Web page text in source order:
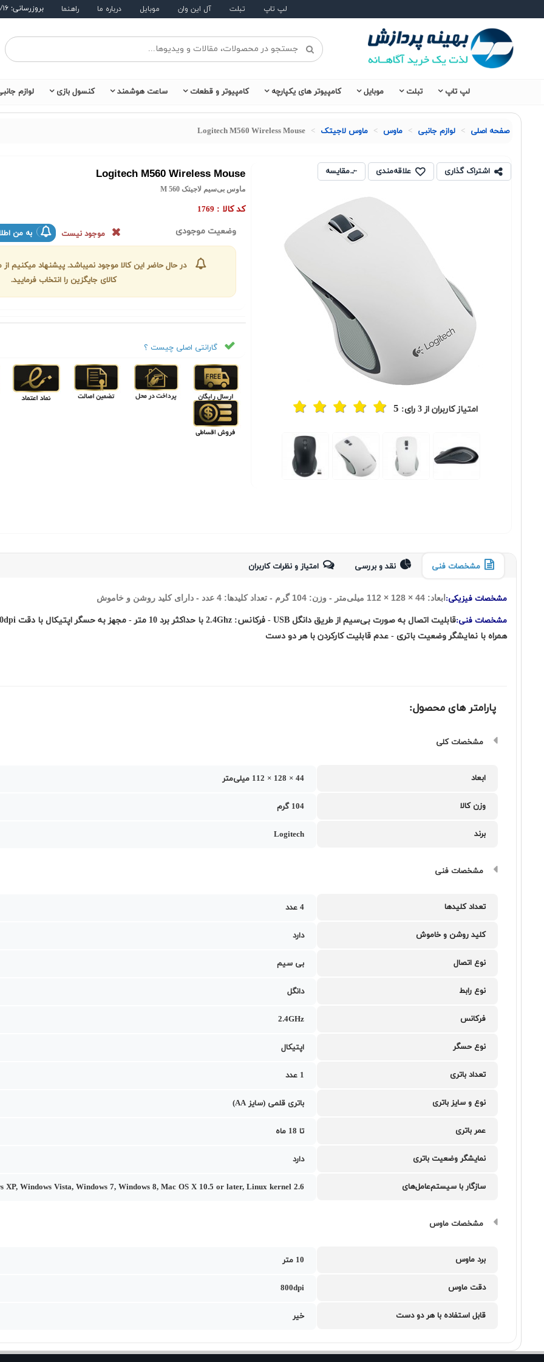
لپ تاپ تبلت آل این وان موبایل درباره ما راهنما بروزرسانی: ۱۴۰۵/۵/۱۶
لپ تاپ تبلت موبایل کامپیوتر های یکپارچه کامپیوتر و قطعات ساعت هوشمند کنسول بازی لوازم
صفحه اصلی لوازم جانبی ماوس ماوس لاجیتک Logitech M560 Wireless Mouse
اشتراک گذاری علاقه‌مندی مقایسه
امتیاز کاربران از3رای: 5
Logitech M560 Wireless Mouse
ماوس بی‌سیم لاجیتک M 560
کد کالا : 1769
وضعیت موجودی موجود نیست به من
در حال حاضر این کالا موجود نمیباشد. پیشنهاد میکنیم
کالای جایگزین را انتخاب فرمایید.
گارانتی اصلی چیست ؟
مشخصات فنی نقد و بررسی امتیاز و نظرات کاربران
مشخصات فیزیکی: ابعاد: 44 × 128 × 112 میلی‌متر - وزن: 104 گرم - تعداد کلیدها: 4 عدد - دارای کلید روشن و خاموش
مشخصات فنی:
همراه با نمایشگر وضعیت باتری - عدم قابلیت کارکردن با هر دو دست
پارامتر های محصول:
مشخصات کلی
ابعاد 44 × 128 × 112 میلی‌متر
وزن کالا 104 گرم
برند Logitech
مشخصات فنی
تعداد کلیدها 4 عدد
کلید روشن و خاموش دارد
نوع اتصال بی سیم
نوع رابط دانگل
فرکانس 2.4GHz
نوع حسگر اپتیکال
تعداد باتری 1 عدد
نوع و سایز باتری باتری قلمی (سایز AA)
عمر باتری تا 18 ماه
نمایشگر وضعیت باتری دارد
سازگار با سیستم‌عامل‌های XP, Windows Vista, Windows 7, Windows 8, Mac OS X 10.5 or later, Linux kernel 2.6
مشخصات ماوس
برد ماوس 10 متر
دقت ماوس 800dpi
قابل استفاده با هر دو دست خیر